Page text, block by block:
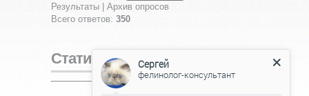
Результаты | Архив опросов
Всего ответов: 350
Статистика Сергей
фелинолог-консультант